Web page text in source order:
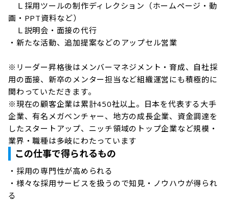
Ｌ採用ツールの制作ディレクション（ホームページ・動
画・PPT資料など）
Ｌ説明会・面接の代行
・新たな活動、追加提案などのアップセル営業
※リーダー昇格後はメンバーマネジメント・育成、自社採
用の面接、新卒のメンター担当など組織運営にも積極的に
関わっていただきます。
※現在の顧客企業は累計450社以上。日本を代表する大手
企業、有名メガベンチャー、地方の成長企業、資金調達を
したスタートアップ、ニッチ領域のトップ企業など規模・
業界・職種は多岐にわたっています
この仕事で得られるもの
・採用の専門性が高められる
・様々な採用サービスを扱うので知見・ノウハウが得られ
る